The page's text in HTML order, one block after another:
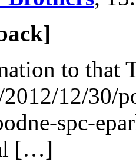
to that
12/30/
spc-
[…]